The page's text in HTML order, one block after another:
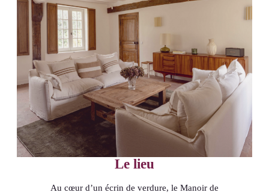
Le lieu
Au cœur d’un écrin de verdure, le Manoir de